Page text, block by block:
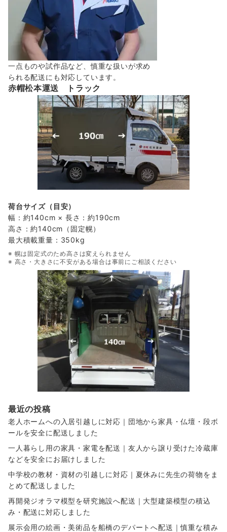
一点ものや試作品など、慎重な扱いが求め
られる配送にも対応しています。
赤帽松本運送 トラック
荷台サイズ（目安）
幅：約140cm × 長さ：約190cm
高さ：約140cm（固定幌）
最大積載重量：350kg
※ 幌は固定式のため高さは変えられません
※ 高さ・大きさに不安がある場合は事前にご相談ください
最近の投稿
老人ホームへの入居引越しに対応｜団地から家具・仏壇・段ボ
ールを安全に配送しました
一人暮らし用の家具・家電を配送｜友人から譲り受けた冷蔵庫
などを安全にお届けしました
中学校の教材・資材の引越しに対応｜夏休みに先生の荷物をま
とめて配送しました
再開発ジオラマ模型を研究施設へ配送｜大型建築模型の積込
み・配送に対応しました
展示会用の絵画・美術品を船橋のデパートへ配送｜慎重な積み